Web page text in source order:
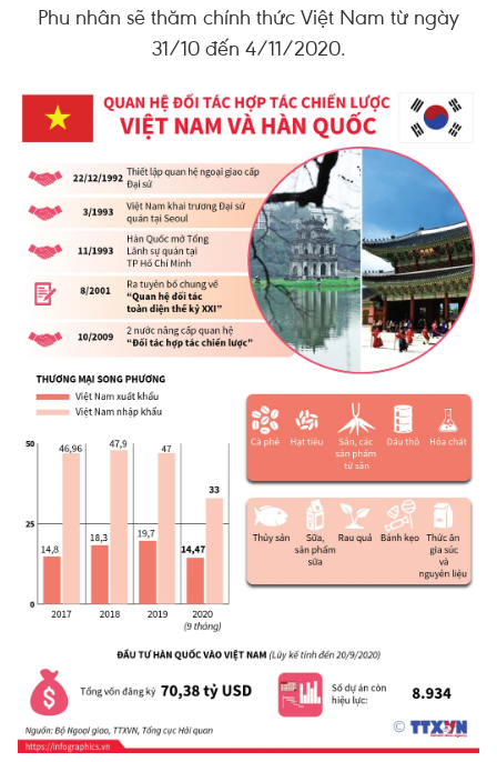
Phu nhân sẽ thăm chính thức Việt Nam từ ngày
31/10 đến 4/11/2020.